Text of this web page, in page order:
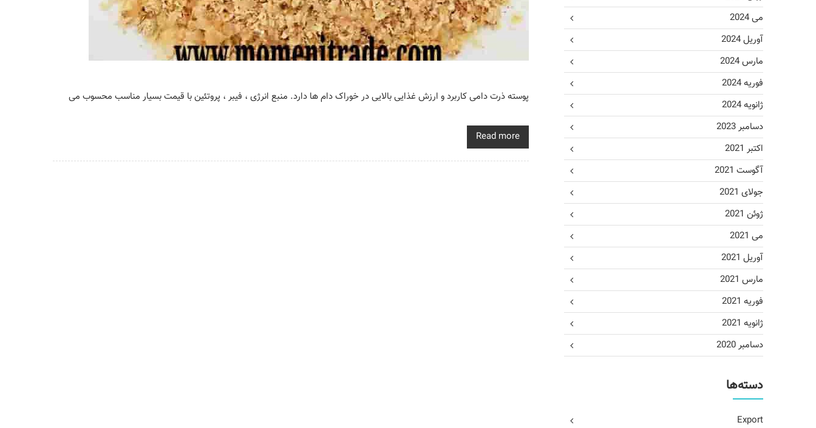
پوسته ذرت دامی کاربرد و ارزش غذایی بالایی در خوراک دام ها دارد. منبع انرژی ، فیبر ، پروتئین با قیمت بسیار مناسب محسوب می
Read more
می 2024
آوریل 2024
مارس 2024
فوریه 2024
ژانویه 2024
دسامبر 2023
اکتبر 2021
آگوست 2021
جولای 2021
ژوئن 2021
می 2021
آوریل 2021
مارس 2021
فوریه 2021
ژانویه 2021
دسامبر 2020
دسته‌ها
Export